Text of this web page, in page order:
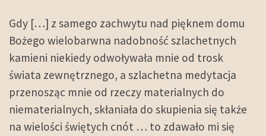
Gdy […] z samego zachwytu nad pięknem domu
Bożego wielobarwna nadobność szlachetnych
kamieni niekiedy odwoływała mnie od trosk
świata zewnętrznego, a szlachetna medytacja
przenosząc mnie od rzeczy materialnych do
niematerialnych, skłaniała do skupienia się także
na wielości świętych cnót … to zdawało mi się